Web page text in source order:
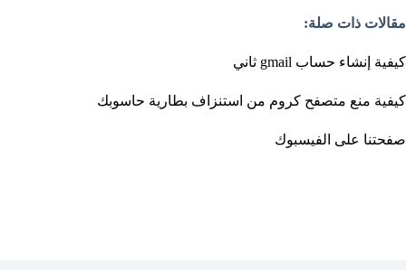
مقالات ذات صلة:
كيفية إنشاء حساب gmail ثاني
كيفية منع متصفح كروم من استنزاف بطارية حاسوبك
صفحتنا على الفيسبوك